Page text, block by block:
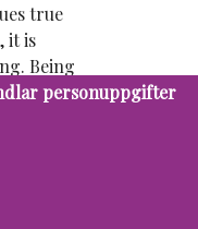
true
it is
Being
personuppgifter